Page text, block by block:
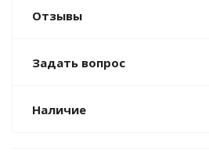
Отзывы
Задать вопрос
Наличие